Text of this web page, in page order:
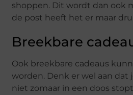
shoppen. Dit wordt dan ook
de post heeft het er maar
Breekbare
Ook breekbare cadeaus
worden. Denk er wel aan dat
niet zomaar in een doos